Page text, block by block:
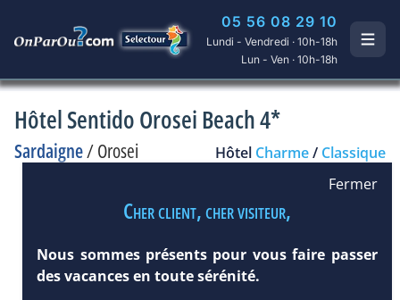
05 56 08 29 10
Lundi - Vendredi · 10h-18h
Lun - Ven · 10h-18h
Hôtel Sentido Orosei Beach 4*
Sardaigne/Orosei Hôtel Charme/ Classique
Fermer
Cher client, cher visiteur,
Nous sommes présents pour vous faire passer
des vacances en toute sérénité.